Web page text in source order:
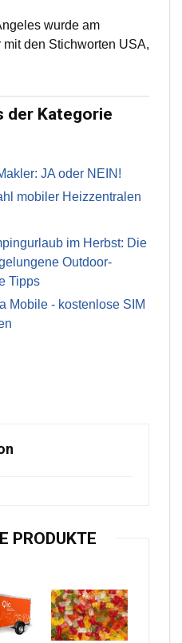
wurde am
den Stichworten USA,
der Kategorie
JA oder NEIN!
mobiler Heizzentralen
im Herbst: Die
Outdoor-
Tipps
Mobile - kostenlose SIM
PRODUKTE